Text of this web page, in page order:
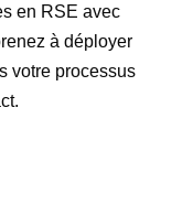
en RSE avec
à déployer
votre processus